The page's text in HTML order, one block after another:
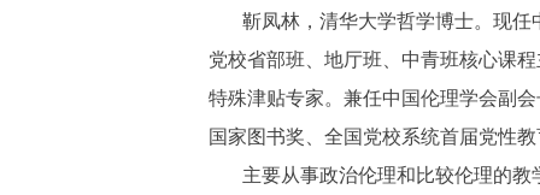
靳凤林，清华大学哲学博士。现
党校省部班、地厅班、中青班核心课
特殊津贴专家。兼任中国伦理学会副
国家图书奖、全国党校系统首届党性
主要从事政治伦理和比较伦理的